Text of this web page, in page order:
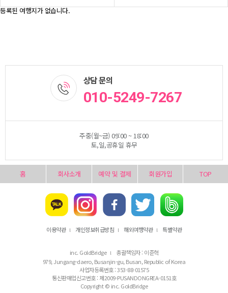
등록된 여행지가 없습니다.
상담 문의
010-5249-7267
주중(월~금) 09:00 ~ 18:00
토,일,공휴일 휴무
홈 회사소개 예약 및 결제 회원가입 TOP
이용약관 l 개인정보취급방침 l 해외여행약관 l 특별약관
inc. GoldBridge l
총괄책임자 : 이준혁
979, Jungang-daero, Busanjin-gu, Busan, Republic of Korea
사업자등록번호 : 353-88-01575
통신판매업신고번호 : 제2009-PUSANDONGREA-0151호
Copyright © inc. GoldBridge